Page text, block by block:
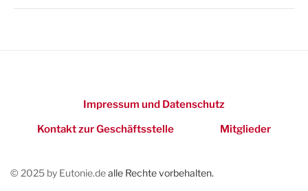
Impressum und Datenschutz
Kontakt zur Geschäftsstelle
Mitglieder
© 2025 by Eutonie.dealle Rechte vorbehalten.